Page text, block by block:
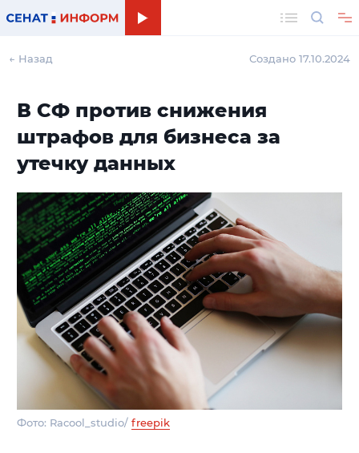
← Назад Создано 17.10.2024
В СФ против снижения
штрафов для бизнеса за
утечку данных
Фото: Racool_studio/ freepik